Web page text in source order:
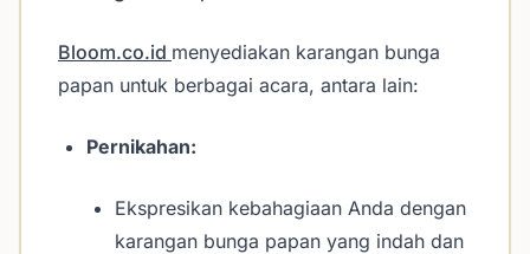
Bloom.co.id menyediakan karangan bunga
papan untuk berbagai acara, antara lain:
Pernikahan:
Ekspresikan kebahagiaan Anda dengan
karangan bunga papan yang indah dan